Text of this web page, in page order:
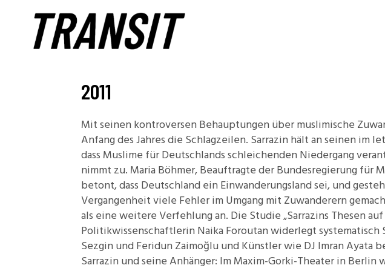
2011
Mit seinen kontroversen Behauptungen über muslimische
Anfang des Jahres die Schlagzeilen. Sarrazin hält an seinen im
dass Muslime für Deutschlands schleichenden Niedergang
nimmt zu. Maria Böhmer, Beauftragte der Bundesregierung für
betont, dass Deutschland ein Einwanderungsland sei, und
Vergangenheit viele Fehler im Umgang mit Zuwanderern
als eine weitere Verfehlung an. Die Studie„Sarrazins Thesen
Politikwissenschaftlerin Naika Foroutan widerlegt systematisch
Sezgin und Feridun Zaimoğlu und Künstler wie DJ Imran Ayata
Sarrazin und seine Anhänger: Im Maxim-Gorki-Theater in Berlin